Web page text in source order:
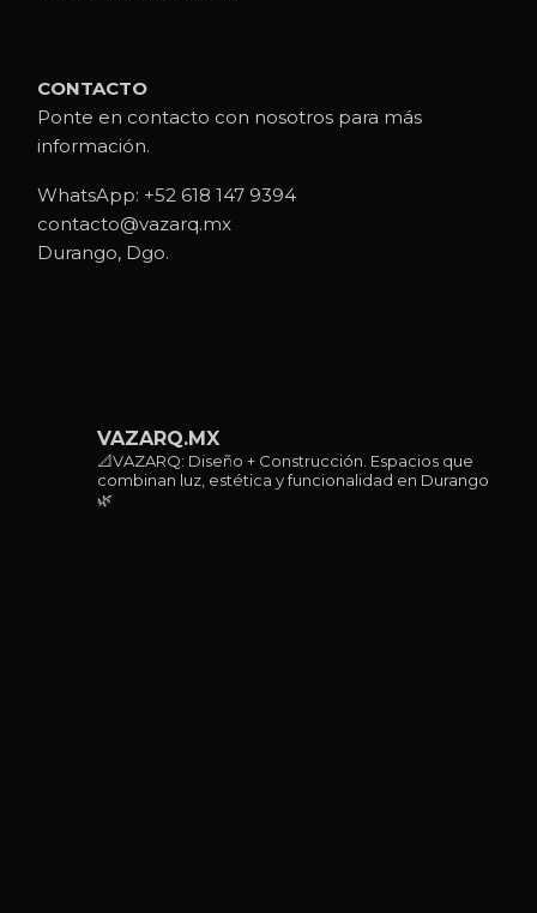
CONTACTO
Ponte en contacto con nosotros para más
información.
WhatsApp: +52 618 147 9394
contacto@vazarq.mx
Durango, Dgo.
VAZARQ.MX
📐VAZARQ: Diseño + Construcción. Espacios que
combinan luz, estética y funcionalidad en Durango
🌿